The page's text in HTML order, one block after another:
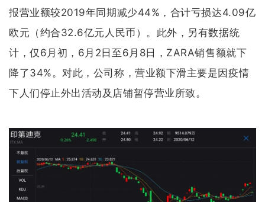
报营业额较2019年同期减少44%，合计亏损达4.09亿
欧元（约合32.6亿元人民币）。此外，另有数据统
计，仅6月初，6月2日至6月8日，ZARA销售额就下
降了34%。对此，公司称，营业额下滑主要是因疫情
下人们停止外出活动及店铺暂停营业所致。